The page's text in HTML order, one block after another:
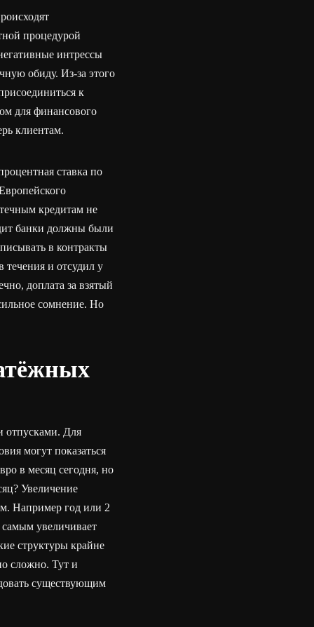
процедурой
интрессы
обиду. Из-за этого
к
для финансового
клиентам.
ставка по
кредитам не
банки должны были
в контракты
течения и отсудил у
доплата за взятый
сомнение. Но
отпусками. Для
могут показаться
в месяц сегодня, но
Увеличение
Например год или 2
самым увеличивает
структуры крайне
сложно. Тут и
существующим